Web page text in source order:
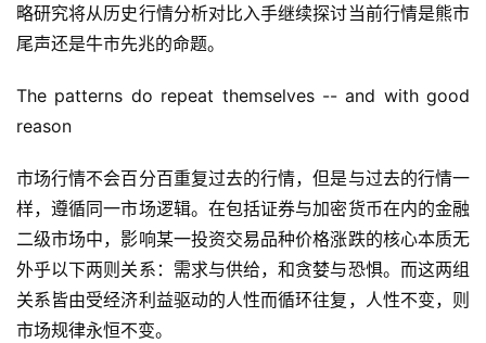
略研究将从历史行情分析对比入手继续探讨当前行情是熊市
尾声还是牛市先兆的命题。
The patterns do repeat themselves -- and with good
reason
市场行情不会百分百重复过去的行情，但是与过去的行情一
样，遵循同一市场逻辑。在包括证券与加密货币在内的金融
二级市场中，影响某一投资交易品种价格涨跌的核心本质无
外乎以下两则关系：需求与供给，和贪婪与恐惧。而这两组
关系皆由受经济利益驱动的人性而循环往复，人性不变，则
市场规律永恒不变。